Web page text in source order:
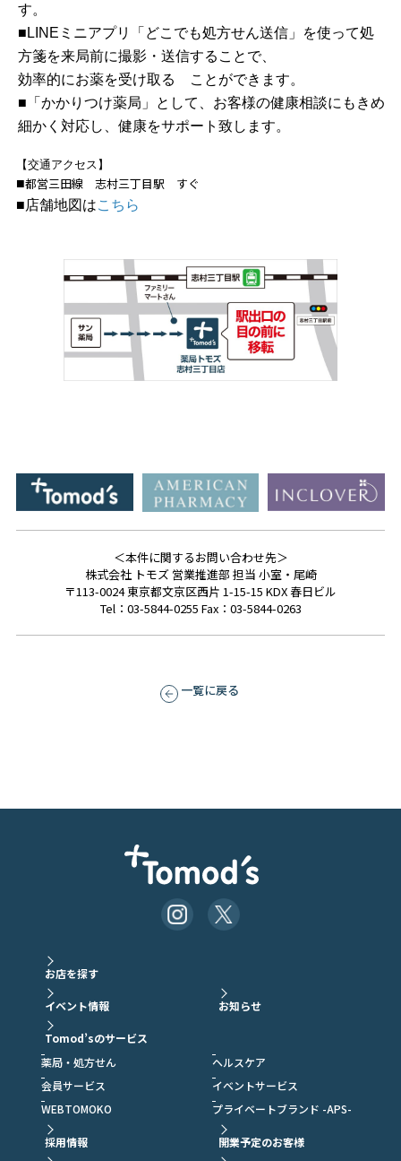
す。
■LINEミニアプリ「どこでも処方せん送信」を使って処
方箋を来局前に撮影・送信することで、
効率的にお薬を受け取る ことができます。
■「かかりつけ薬局」として、お客様の健康相談にもきめ
細かく対応し、健康をサポート致します。
​​​【交通アクセス】
■都営三田線 志村三丁目駅 すぐ
■店舗地図はこちら
＜本件に関するお問い合わせ先＞
株式会社 トモズ 営業推進部 担当 小室・尾崎
〒113-0024 東京都文京区西片 1-15-15 KDX 春日ビル
Tel：03-5844-0255 Fax：03-5844-0263
一覧に戻る
お店を探す
イベント情報 お知らせ
Tomod’sのサービス
薬局・処方せん
ヘルスケア
会員サービス
イベントサービス
WEBTOMOKO
プライベートブランド -APS-
採用情報 開業予定のお客様